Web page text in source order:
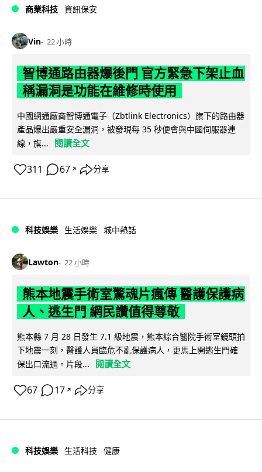
商業科技 資訊保安
Vin 22 小時
智博通路由器爆後門 官方緊急下架止血
稱漏洞是功能在維修時使用
中國網通廠商智博通電子（Zbtlink Electronics）旗下的路由器
產品爆出嚴重安全漏洞，被發現每 35 秒便會與中國伺服器連
線，旗...
閱讀全文
311 67 ↗ 分享
科技娛樂 生活娛樂 城中熱話
Lawton 22 小時
熊本地震手術室驚魂片瘋傳 醫護保護病
人、逃生門 網民讚值得尊敬
熊本縣 7 月 28 日發生 7.1 級地震，熊本綜合醫院手術室鏡頭拍
下地震一刻，醫護人員臨危不亂保護病人，更馬上開逃生門確
保出口流通。片段...
閱讀全文
67 17 ↗ 分享
科技娛樂 生活科技 健康